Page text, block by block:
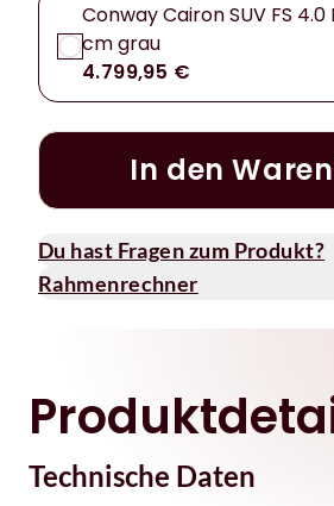
Conway Cairon SUV FS
cm grau
4.799,95 €
In den
Du hast Fragen zum Produkt?
Rahmenrechner
Technische Daten